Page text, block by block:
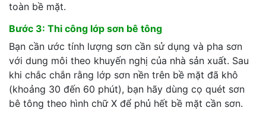
toàn bề mặt.
Bước 3: Thi công lớp sơn bê tông
Bạn cần ước tính lượng sơn cần sử dụng và pha sơn
với dung môi theo khuyến nghị của nhà sản xuất. Sau
khi chắc chắn rằng lớp sơn nền trên bề mặt đã khô
(khoảng 30 đến 60 phút), bạn hãy dùng cọ quét sơn
bê tông theo hình chữ X để phủ hết bề mặt cần sơn.